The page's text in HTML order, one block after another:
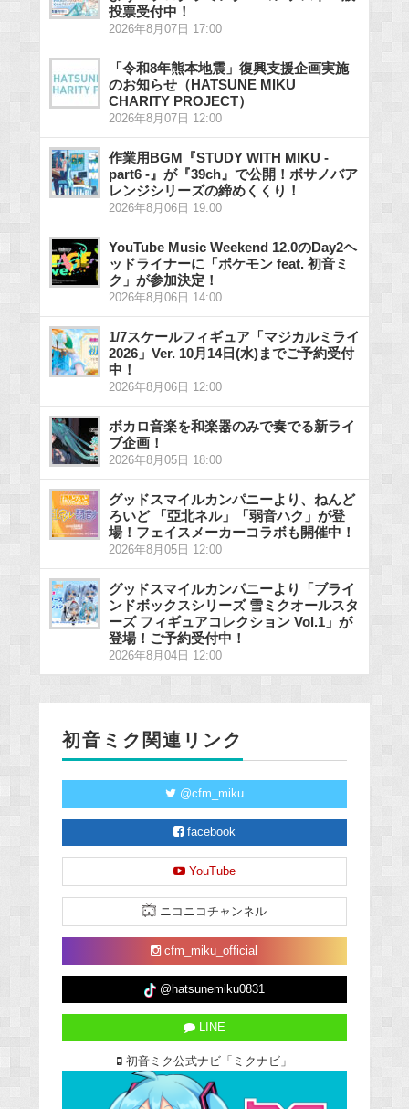
投票受付中！
2026年8月07日 17:00
「令和8年熊本地震」復興支援企画実施
のお知らせ（HATSUNE MIKU
CHARITY PROJECT）
2026年8月07日 12:00
作業用BGM『STUDY WITH MIKU -
part6 -』が『39ch』で公開！ボサノバア
レンジシリーズの締めくくり！
2026年8月06日 19:00
YouTube Music Weekend 12.0のDay2ヘ
ッドライナーに「ポケモン feat. 初音ミ
ク」が参加決定！
2026年8月06日 14:00
1/7スケールフィギュア「マジカルミライ
2026」Ver. 10月14日(水)までご予約受付
中！
2026年8月06日 12:00
ボカロ音楽を和楽器のみで奏でる新ライ
ブ企画！
2026年8月05日 18:00
グッドスマイルカンパニーより、ねんど
ろいど 「亞北ネル」「弱音ハク」が登
場！フェイスメーカーコラボも開催中！
2026年8月05日 12:00
グッドスマイルカンパニーより「ブライ
ンドボックスシリーズ 雪ミクオールスタ
ーズ フィギュアコレクション Vol.1」が
登場！ご予約受付中！
2026年8月04日 12:00
初音ミク関連リンク
@cfm_miku
facebook
YouTube
ニコニコチャンネル
cfm_miku_official
@hatsunemiku0831
LINE
初音ミク公式ナビ「ミクナビ」